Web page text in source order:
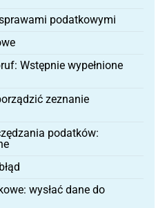
podatkowymi
Wstępnie wypełnione
zeznanie
podatków:
wysłać dane do